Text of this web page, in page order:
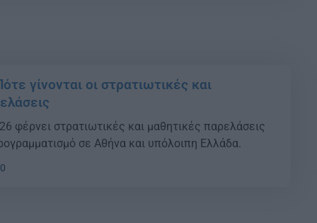
γίνονται οι στρατιωτικές και
φέρνει στρατιωτικές και μαθητικές παρελάσεις
σε Αθήνα και υπόλοιπη Ελλάδα.